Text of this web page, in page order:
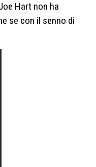
Hart non ha
se con il senno di